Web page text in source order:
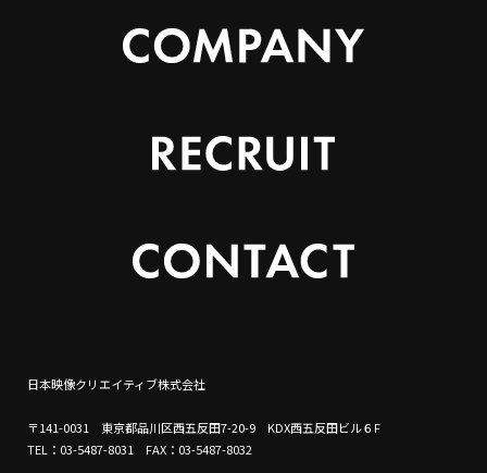
日本映像クリエイティブ株式会社
〒141-0031 東京都品川区西五反田7-20-9 KDX西五反田ビル６F
TEL：03-5487-8031 FAX：03-5487-8032